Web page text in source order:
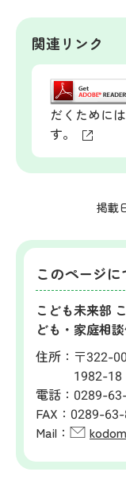
関連リンク
だくために
す。
掲載
このページ
こども未来部
ども・家庭相
住所： 〒322-
1982-18
電話： 0289-
FAX： 0289-63-
Mail：